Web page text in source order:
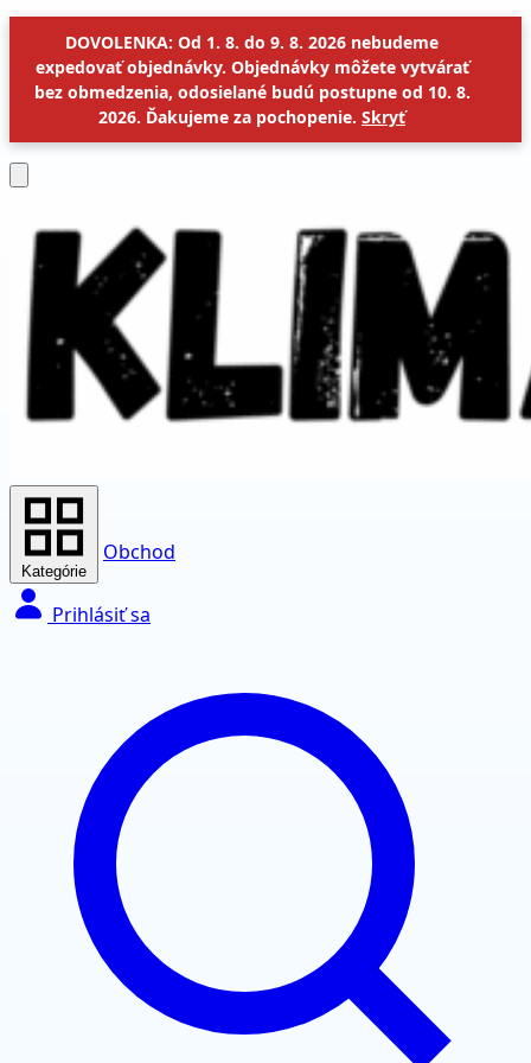
DOVOLENKA: Od 1. 8. do 9. 8. 2026 nebudeme
expedovať objednávky. Objednávky môžete vytvárať
bez obmedzenia, odosielané budú postupne od 10. 8.
2026. Ďakujeme za pochopenie. Skryť
Kategórie
Obchod
Prihlásiť sa